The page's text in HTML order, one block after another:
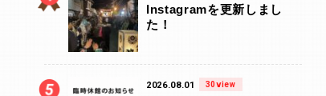
Instagramを更新しまし
た！
2026.08.01 30view